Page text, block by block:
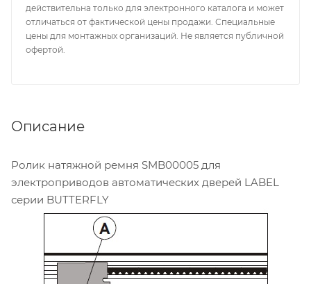
действительна только для электронного каталога и может
отличаться от фактической цены продажи. Специальные
цены для монтажных организаций. Не является публичной
офертой.
Описание
Ролик натяжной ремня SMB00005 для
электроприводов автоматических дверей LABEL
серии BUTTERFLY